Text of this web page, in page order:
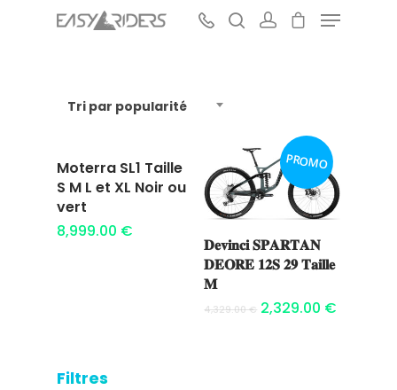
Hit enter to search or ESC to close
Tri par popularité
Filtres
Ajouter au
panier
Moterra SL1 Taille
S M L et XL Noir ou
vert
8,999.00 €
PROMO
Ajouter au
𝐃𝐞𝐯𝐢𝐧𝐜𝐢 𝐒𝐏𝐀𝐑𝐓𝐀𝐍
𝐃𝐄𝐎𝐑𝐄 𝟏𝟐𝐒 𝟐𝟗 𝐓𝐚𝐢𝐥𝐥𝐞
𝐌
4,329.00€ 2,329.00 €